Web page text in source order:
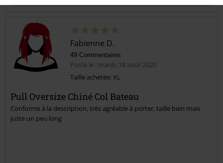
Envoyer le commentaire
Fabienne D.
49 Commentaires
Posté le : mardi, 18 août 2020
Taille achetée: XL
Pull Oversize Chiné Col Bateau
Conforme à la description, très agréable à porter, taille bien mais
juste un peu long